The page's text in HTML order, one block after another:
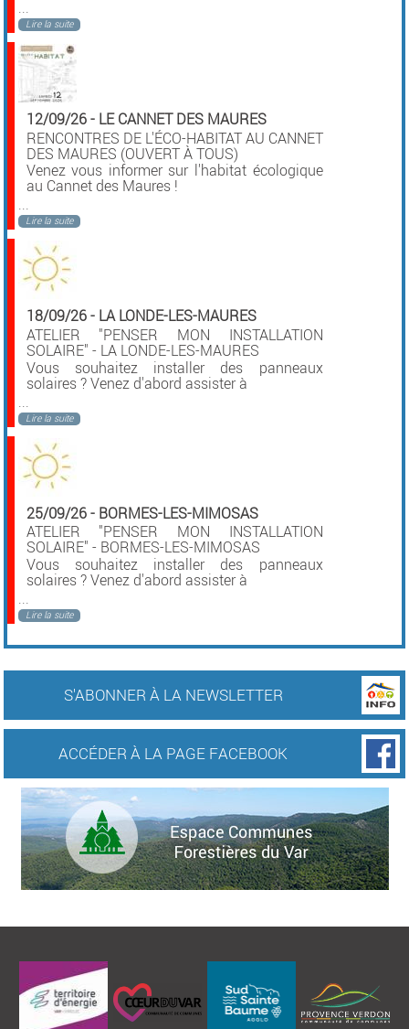
Lire la suite
12/09/26- LE CANNET DES MAURES
RENCONTRES DE L'ÉCO-HABITAT AU CANNET
DES MAURES (OUVERT À TOUS)
Venez vous informer sur l'habitat écologique
au Cannet des Maures !
...
Lire la suite
18/09/26- LA LONDE-LES-MAURES
ATELIER "PENSER MON INSTALLATION
SOLAIRE" - LA LONDE-LES-MAURES
Vous souhaitez installer des panneaux
solaires ? Venez d'abord assister à
Lire la suite
25/09/26- BORMES-LES-MIMOSAS
ATELIER "PENSER MON INSTALLATION
SOLAIRE" - BORMES-LES-MIMOSAS
Vous souhaitez installer des panneaux
solaires ? Venez d'abord assister à
...
Lire la suite
S'ABONNER À LA NEWSLETTER
ACCÉDER À LA PAGE FACEBOOK